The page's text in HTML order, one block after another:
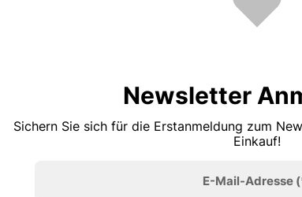
Newsletter
Sichern Sie sich für die Erstanmeldung zum
Einkauf!
E-Mail-Adresse